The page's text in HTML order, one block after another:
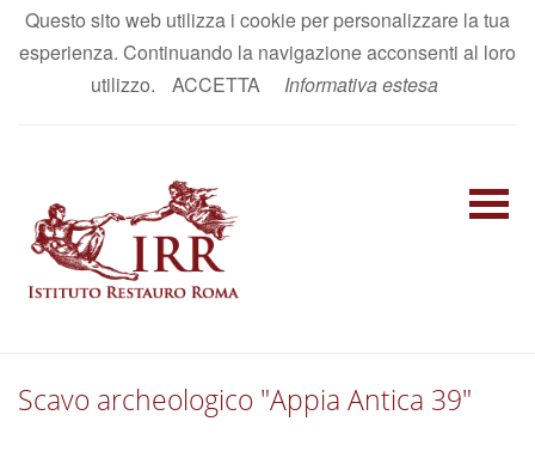
Questo sito web utilizza i cookie per personalizzare la tua
esperienza. Continuando la navigazione acconsenti al loro
utilizzo.
ACCETTA Informativa estesa
AREA RISERVATA
Scavo archeologico "Appia Antica 39"